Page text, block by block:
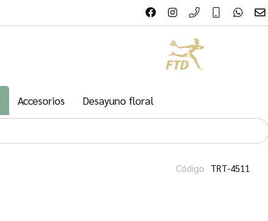
Accesorios Desayuno floral
Código TRT-4511